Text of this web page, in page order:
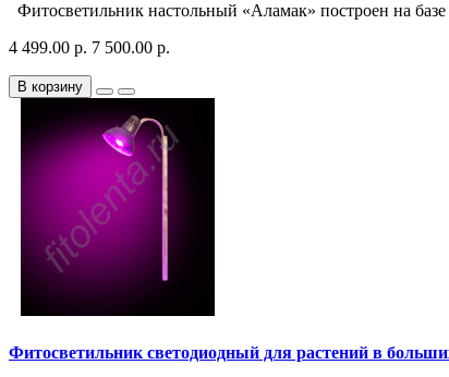
Фитосветильник настольный «Аламак» построен на
4 499.00 р. 7 500.00 р.
В корзину
Фитосветильник светодиодный для растений в